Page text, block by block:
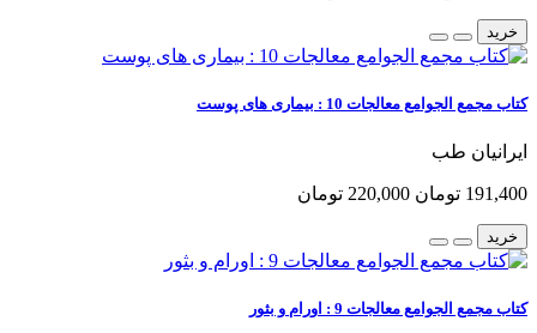
خرید
کتاب مجمع الجوامع معالجات 10 : بیماری های پوست
ایرانیان طب
191,400 تومان 220,000 تومان
خرید
کتاب مجمع الجوامع معالجات 9 : اورام و بثور